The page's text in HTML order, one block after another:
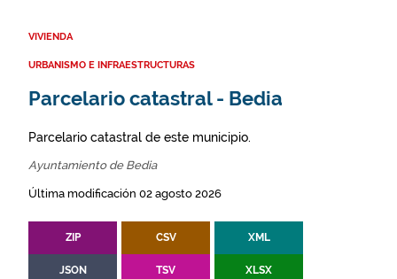
VIVIENDA
URBANISMO E INFRAESTRUCTURAS
Parcelario catastral - Bedia
Parcelario catastral de este municipio.
Ayuntamiento de Bedia
Última modificación 02 agosto 2026
ZIP CSV XML
JSON TSV XLSX